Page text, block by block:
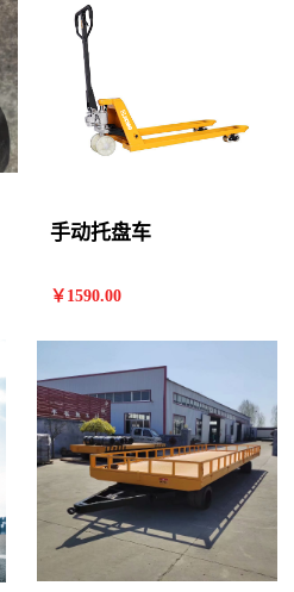
手动托盘车
￥ 1590.00